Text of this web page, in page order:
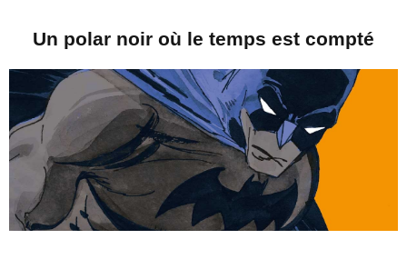
Un polar noir où le temps est compté